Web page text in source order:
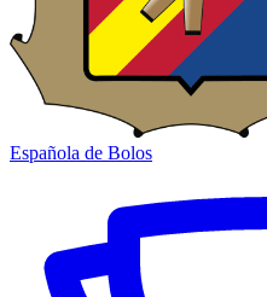
Española de Bolos